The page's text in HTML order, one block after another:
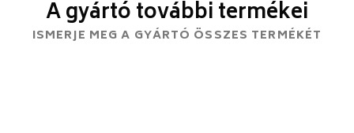
A gyártó további termékei
ISMERJE MEG A GYÁRTÓ ÖSSZES TERMÉKÉT